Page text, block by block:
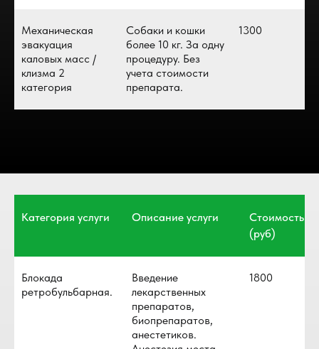
Механическая
эвакуация
каловых масс /
клизма 2
категория
Собаки и кошки
более 10 кг. За одну
процедуру. Без
учета стоимости
препарата.
1300
Категория услуги Описание услуги
Стоимость
(руб)
Блокада
ретробульбарная.
Введение
лекарственных
препаратов,
биопрепаратов,
анестетиков.
1800